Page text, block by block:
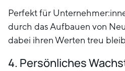
Perfekt für
durch das Aufbauen von
dabei ihren Werten treu
4. Persönliches